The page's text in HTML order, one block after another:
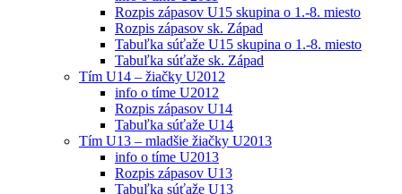
Rozpis zápasov U15 skupina o 1.-8. miesto
Rozpis zápasov sk. Západ
Tabuľka súťaže U15 skupina o 1.-8. miesto
Tabuľka súťaže sk. Západ
Tím U14 – žiačky U2012
info o tíme U2012
Rozpis zápasov U14
Tabuľka súťaže U14
Tím U13 – mladšie žiačky U2013
info o tíme U2013
Rozpis zápasov U13
Tabuľka súťaže U13